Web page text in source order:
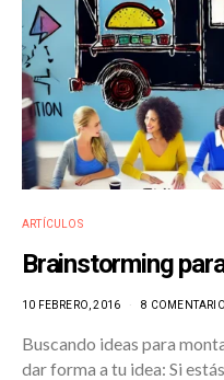
ARTÍCULOS
Brainstorming
10 FEBRERO, 2016 8
Buscando ideas para
dar forma a tu idea: Si